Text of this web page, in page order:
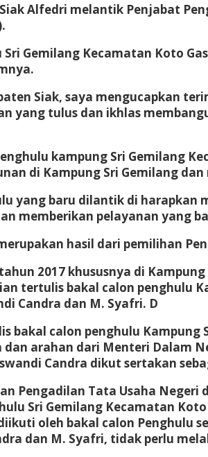
Alfedri melantik Penjabat
Gemilang Kecamatan Koto
Siak, saya mengucapkan
yang tulus dan ikhlas
kampung Sri Gemilang
di Kampung Sri Gemilang
yang baru dilantik di
memberikan pelayanan yang
hasil dari pemilihan
2017 khususnya di
tertulis bakal calon penghulu
Candra dan M. Syafri. D
bakal calon penghulu Kampung
dan arahan dari Menteri Dalam
Candra dikut sertakan
Pengadilan Tata Usaha
Sri Gemilang Kecamatan
oleh bakal calon Penghulu
dan M. Syafri, tidak perlu